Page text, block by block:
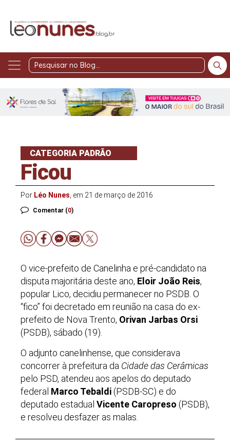
Pesquisar
Blog
CATEGORIA PADRÃO
Ficou
Por Léo Nunes , em 21 de março de 2016
Comentar (0)
O vice-prefeito de Canelinha e pré-candidato na
disputa majoritária deste ano, Eloir João Reis,
popular Lico, decidiu permanecer no PSDB. O
“fico” foi decretado em reunião na casa do ex-
prefeito de Nova Trento, Orivan Jarbas Orsi
(PSDB), sábado (19).
O adjunto canelinhense, que considerava
concorrer à prefeitura da Cidade das Cerâmicas
pelo PSD, atendeu aos apelos do deputado
federal Marco Tebaldi (PSDB-SC) e do
deputado estadual Vicente Caropreso (PSDB),
e resolveu desfazer as malas.